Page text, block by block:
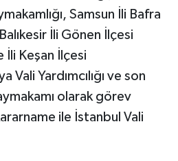
Samsun İli Bafra
İli Gönen İlçesi
İli Keşan İlçesi
Vali Yardımcılığı ve son
olarak görev
ile İstanbul Vali